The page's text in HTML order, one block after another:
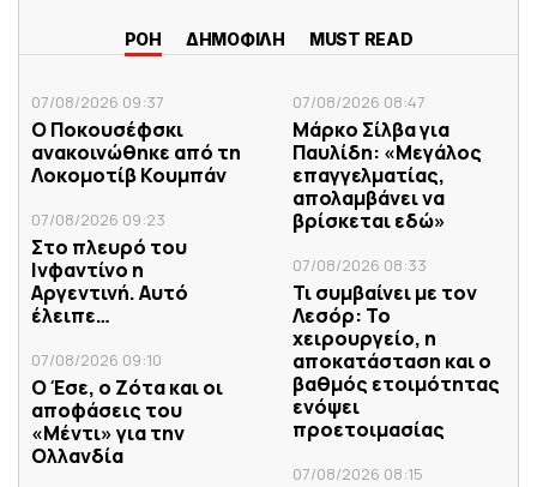
ΡΟΗ ΔΗΜΟΦΙΛΗ MUST READ
07/08/2026 09:37
Ο Ποκουσέφσκι
ανακοινώθηκε από τη
Λοκομοτίβ Κουμπάν
07/08/2026 09:23
Στο πλευρό του
Ινφαντίνο η
Αργεντινή. Αυτό
έλειπε…
07/08/2026 09:10
Ο Έσε, ο Ζότα και οι
αποφάσεις του
«Μέντι» για την
Ολλανδία
07/08/2026 08:47
Μάρκο Σίλβα για
Παυλίδη: «Μεγάλος
επαγγελματίας,
απολαμβάνει να
βρίσκεται εδώ»
07/08/2026 08:33
Τι συμβαίνει με τον
Λεσόρ: Το
χειρουργείο, η
αποκατάσταση και ο
βαθμός ετοιμότητας
ενόψει
προετοιμασίας
07/08/2026 08:15